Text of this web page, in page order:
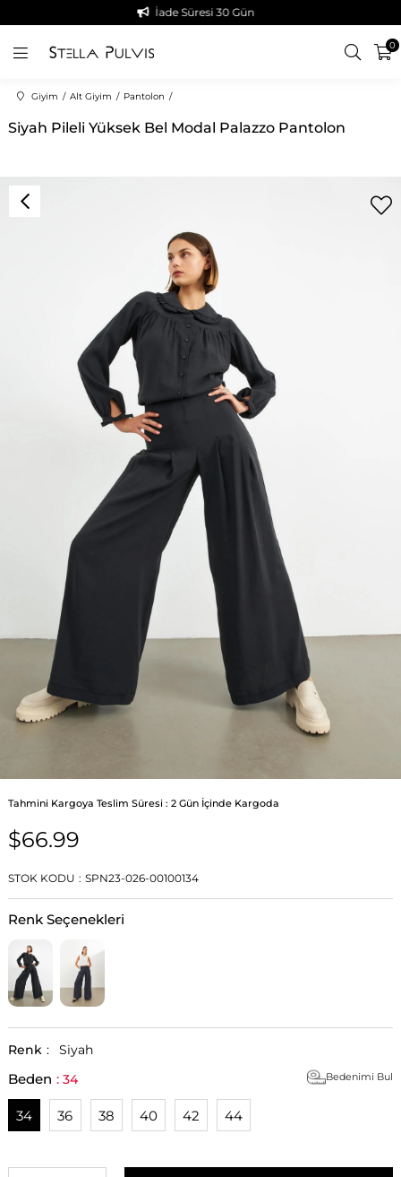
İade Süresi 30 Gün
0
Giyim Alt Giyim Pantolon
Siyah Pileli Yüksek Bel Modal Palazzo Pantolon
Tahmini Kargoya Teslim Süresi : 2 Gün İçinde Kargoda
$66.99
SPN23-026-00100134
STOK KODU
Renk : Siyah
Beden Bedenimi Bul
34 36 38 40 42 44
Renk Seçenekleri